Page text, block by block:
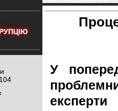
У
експерти